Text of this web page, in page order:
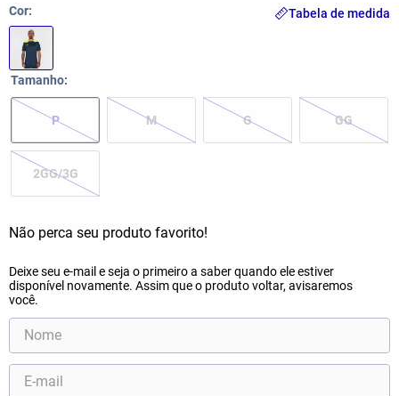
Cor
Tamanho
2GG/3G
G GG
M
P
Tabela de medida